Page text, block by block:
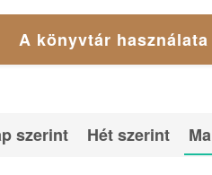
A könyvtár használata
szerint Hét szerint Ma